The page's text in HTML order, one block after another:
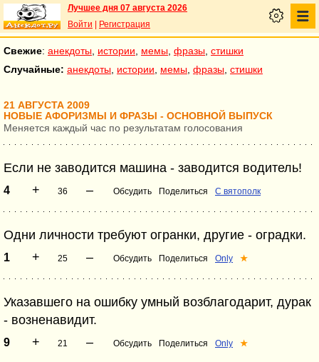
Лучшее дня 07 августа 2026
Войти
Регистрация
Свежие: анекдоты истории мемы фразы стишки
Случайные: анекдоты истории мемы фразы стишки
21 АВГУСТА 2009
НОВЫЕ АФОРИЗМЫ И ФРАЗЫ - ОСНОВНОЙ ВЫПУСК
Меняется каждый час по результатам голосования
Если не заводится машина - заводится водитель!
4 + 36 – Обсудить Поделиться С вятополк
Одни личности требуют огранки, другие - оградки.
1 + 25 – Обсудить Поделиться Only ★
Указавшего на ошибку умный возблагодарит, дурак
- возненавидит.
9 + 21 – Обсудить Поделиться Only ★